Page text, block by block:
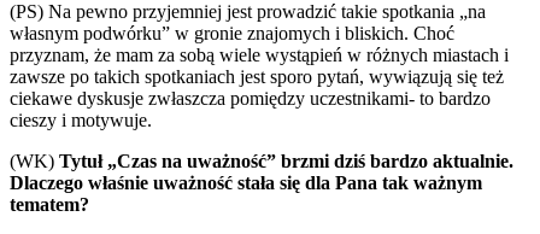
(PS) Na pewno przyjemniej jest prowadzić takie spotkania „na
własnym podwórku” w gronie znajomych i bliskich. Choć
przyznam, że mam za sobą wiele wystąpień w różnych miastach i
zawsze po takich spotkaniach jest sporo pytań, wywiązują się też
ciekawe dyskusje zwłaszcza pomiędzy uczestnikami- to bardzo
cieszy i motywuje.
(WK) Tytuł „Czas na uważność” brzmi dziś bardzo aktualnie.
Dlaczego właśnie uważność stała się dla Pana tak ważnym
tematem?